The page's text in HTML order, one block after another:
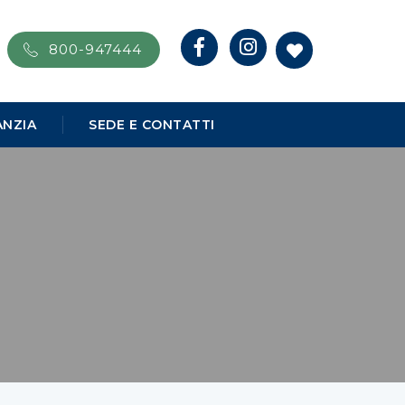
800-947444
SEDE E CONTATTI